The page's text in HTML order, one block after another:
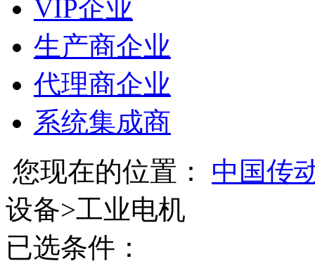
VIP企业
生产商企业
代理商企业
系统集成商
您现在的位置：
中国传
设备>工业电机
已选条件：